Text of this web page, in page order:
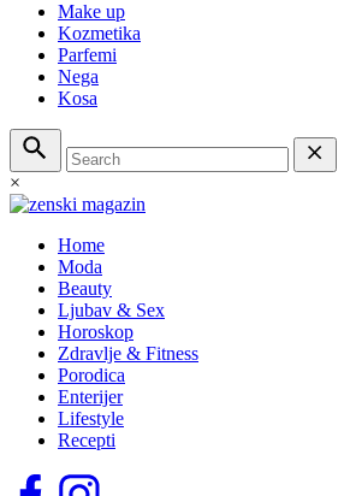
Make up
Kozmetika
Parfemi
Nega
Kosa
×
Home
Moda
Beauty
Ljubav & Sex
Horoskop
Zdravlje & Fitness
Porodica
Enterijer
Lifestyle
Recepti